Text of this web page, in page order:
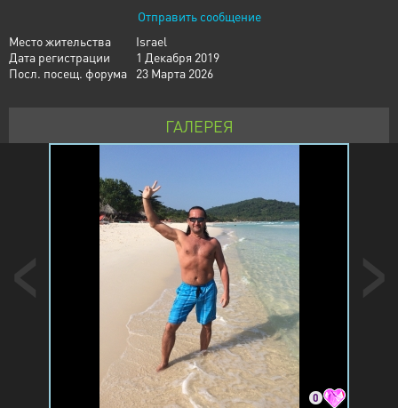
Отправить сообщение
Место жительства
Israel
Дата регистрации
1 Декабря 2019
Посл. посещ. форума
23 Марта 2026
ГАЛЕРЕЯ
0